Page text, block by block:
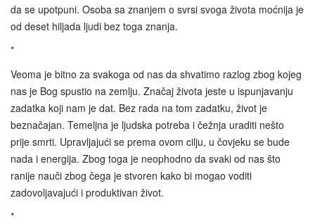
da se upotpuni. Osoba sa znanjem o svrsi svoga života moćnija je
od deset hiljada ljudi bez toga znanja.
*
Veoma je bitno za svakoga od nas da shvatimo razlog zbog kojeg
nas je Bog spustio na zemlju. Značaj života jeste u ispunjavanju
zadatka koji nam je dat. Bez rada na tom zadatku, život je
beznačajan. Temeljna je ljudska potreba i čežnja uraditi nešto
prije smrti. Upravljajući se prema ovom cilju, u čovjeku se bude
nada i energija. Zbog toga je neophodno da svaki od nas što
ranije nauči zbog čega je stvoren kako bi mogao voditi
zadovoljavajući i produktivan život.
*